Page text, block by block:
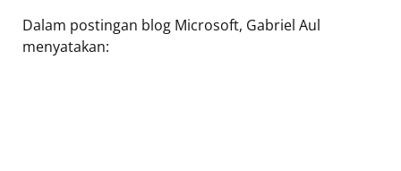
Dalam postingan blog Microsoft, Gabriel Aul
menyatakan: